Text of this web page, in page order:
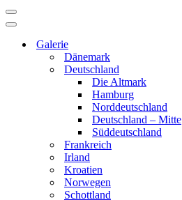
Navigationsmenü
Navigationsmenü
Galerie
Dänemark
Deutschland
Die Altmark
Hamburg
Norddeutschland
Deutschland – Mitte
Süddeutschland
Frankreich
Irland
Kroatien
Norwegen
Schottland